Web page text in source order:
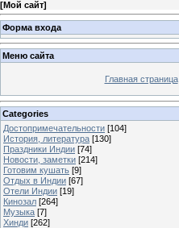
[Мой сайт]
Форма входа
Меню сайта
Главная страница
Categories
Достопримечательности [104]
История, литература [130]
Праздники Индии [74]
Новости, заметки [214]
Готовим кушать [9]
Отдых в Индии [67]
Отели Индии [19]
Кинозал [264]
Музыка [7]
Хинди [262]